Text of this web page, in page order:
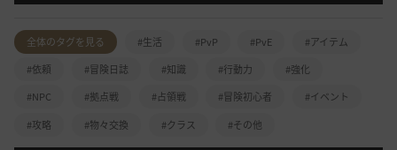
全体のタグを見る #生活 #PvP #PvE
#アイテム
#依頼
#冒険日誌 #知識 #行動力
#強化
#NPC
#拠点戦 #占領戦 #冒険初心者
#イベント
#攻略
#物々交換 #クラス #その他